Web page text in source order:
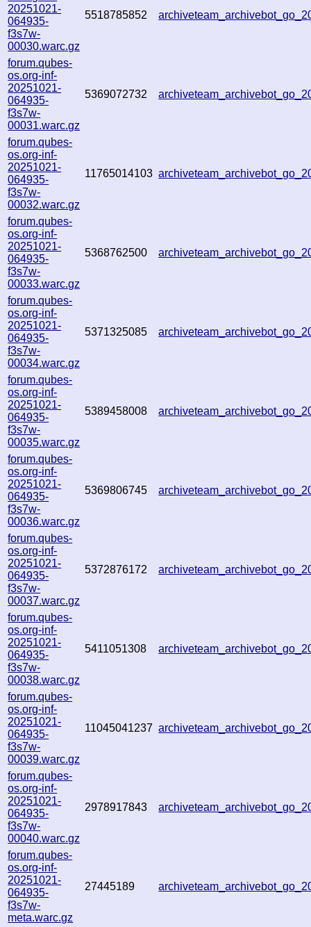
20251021-
064935-
f3s7w-
00030.warc.gz
5518785852
forum.qubes-
os.org-inf-
20251021-
064935-
f3s7w-
00031.warc.gz
5369072732
forum.qubes-
os.org-inf-
20251021-
064935-
f3s7w-
00032.warc.gz
11765014103
forum.qubes-
os.org-inf-
20251021-
064935-
f3s7w-
00033.warc.gz
5368762500
forum.qubes-
os.org-inf-
20251021-
064935-
f3s7w-
00034.warc.gz
5371325085
forum.qubes-
os.org-inf-
20251021-
064935-
f3s7w-
00035.warc.gz
5389458008
forum.qubes-
os.org-inf-
20251021-
064935-
f3s7w-
00036.warc.gz
5369806745
forum.qubes-
os.org-inf-
20251021-
064935-
f3s7w-
00037.warc.gz
5372876172
forum.qubes-
os.org-inf-
20251021-
064935-
f3s7w-
00038.warc.gz
5411051308
forum.qubes-
os.org-inf-
20251021-
064935-
f3s7w-
00039.warc.gz
11045041237
forum.qubes-
os.org-inf-
20251021-
064935-
f3s7w-
00040.warc.gz
2978917843
forum.qubes-
os.org-inf-
20251021-
064935-
f3s7w-
meta.warc.gz
27445189